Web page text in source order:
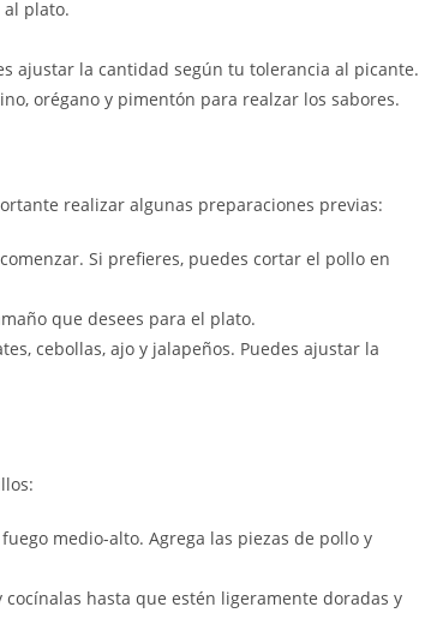
plato.
ajustar la cantidad según tu tolerancia al picante.
orégano y pimentón para realzar los sabores.
realizar algunas preparaciones previas:
Si prefieres, puedes cortar el pollo en
que desees para el plato.
cebollas, ajo y jalapeños. Puedes ajustar la
medio-alto. Agrega las piezas de pollo y
hasta que estén ligeramente doradas y